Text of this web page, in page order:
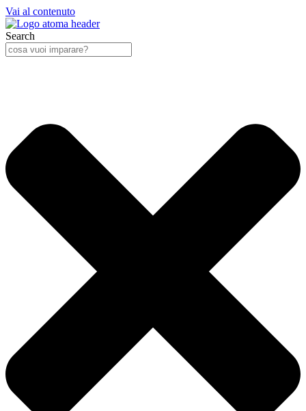
Vai al contenuto
Search